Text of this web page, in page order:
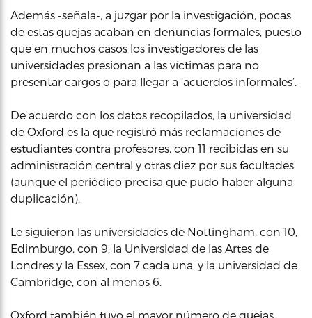
Además -señala-, a juzgar por la investigación, pocas
de estas quejas acaban en denuncias formales, puesto
que en muchos casos los investigadores de las
universidades presionan a las víctimas para no
presentar cargos o para llegar a ‘acuerdos informales’.
De acuerdo con los datos recopilados, la universidad
de Oxford es la que registró más reclamaciones de
estudiantes contra profesores, con 11 recibidas en su
administración central y otras diez por sus facultades
(aunque el periódico precisa que pudo haber alguna
duplicación).
Le siguieron las universidades de Nottingham, con 10,
Edimburgo, con 9; la Universidad de las Artes de
Londres y la Essex, con 7 cada una, y la universidad de
Cambridge, con al menos 6.
Oxford también tuvo el mayor número de quejas